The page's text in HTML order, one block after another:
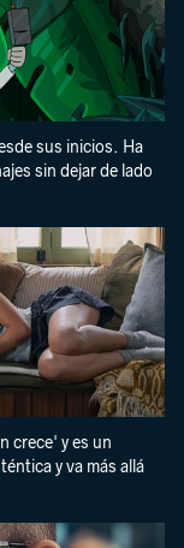
sus inicios. Ha
sin dejar de lado
crece' y es un
y va más allá